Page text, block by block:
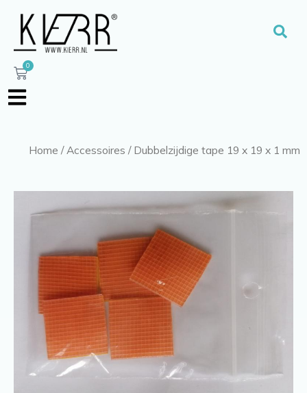
naar
inhoud
0
Winkelwagen
Home / Accessoires / Dubbelzijdige tape 19 x 19 x 1 mm